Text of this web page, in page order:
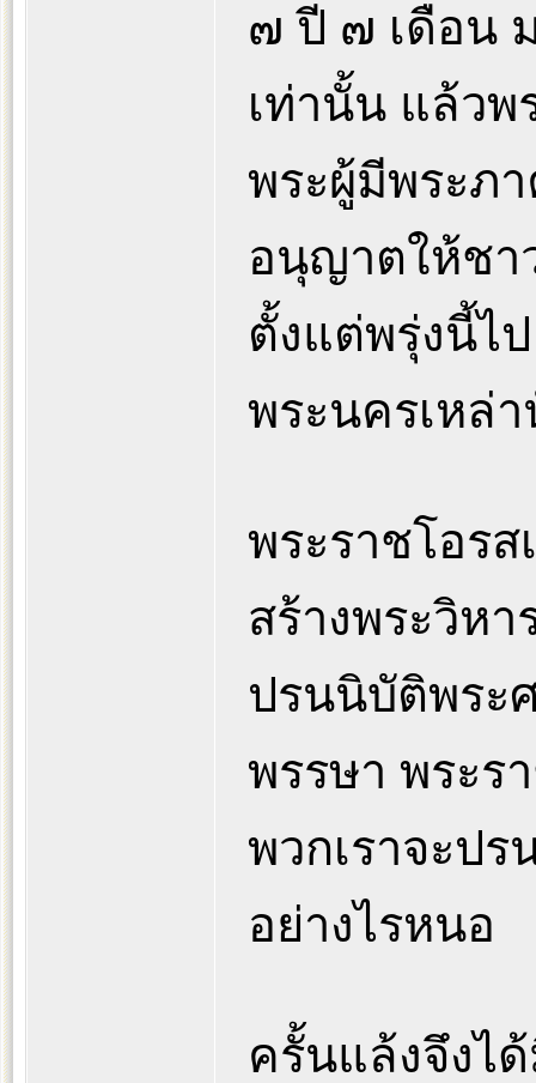
๗ ปี ๗ เดือน
เท่านั้น แล้วพ
พระผู้มีพระภ
อนุญาตให้ชา
ตั้งแต่พรุ่งนี้ไ
พระนครเหล่
พระราชโอร
สร้างพระวิห
ปรนนิบัติพระ
พรรษา พระร
พวกเราจะป
อย่างไรหนอ
ครั้นแล้งจึงไ